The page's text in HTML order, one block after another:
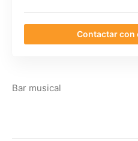
Contactar con
Bar musical